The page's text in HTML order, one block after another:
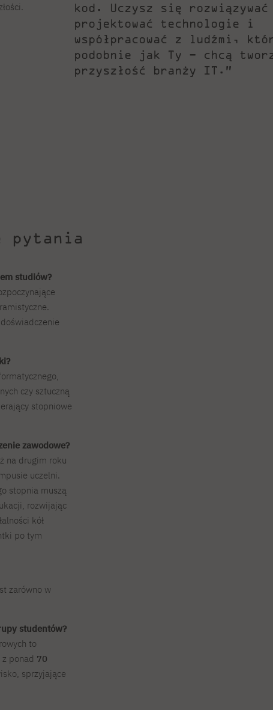
kod. Uczysz się rozwiązywać
projektować technologie i
współpracować z ludźmi,
podobnie jak Ty – chcą
przyszłość branży IT.”
pytania
studiów?
czy sztuczną
stopniowe
zawodowe?
na drugim roku
uczelni.
stopnia muszą
rozwijając
kół
po tym
zarówno w
studentów?
to
ponad 70
sprzyjające